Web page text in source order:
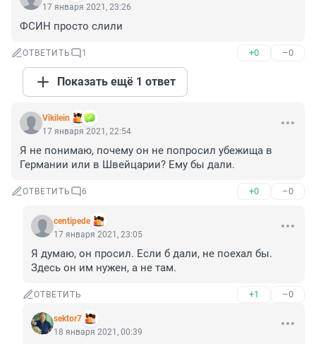
17 января 2021, 23:26
ФСИН просто слили
ОТВЕТИТЬ 1 +0 –0
Показать ещё 1 ответ
Vikilein
17 января 2021, 22:54
Я не понимаю, почему он не попросил убежища в
Германии или в Швейцарии? Ему бы дали.
ОТВЕТИТЬ 6 +0 –0
centipede
17 января 2021, 23:05
Я думаю, он просил. Если б дали, не поехал бы.
Здесь он им нужен, а не там.
ОТВЕТИТЬ +1 –0
sektor7
18 января 2021, 00:39